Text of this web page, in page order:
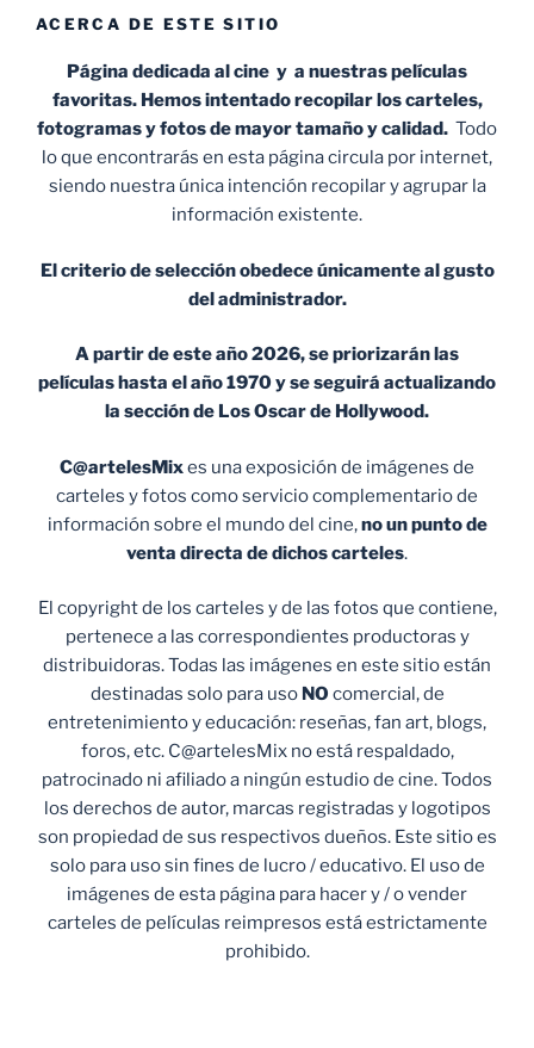
ACERCA DE ESTE SITIO
Página dedicada al cine y a nuestras películas
favoritas. Hemos intentado recopilar los carteles,
fotogramas y fotos de mayor tamaño y calidad. Todo
lo que encontrarás en esta página circula por internet,
siendo nuestra única intención recopilar y agrupar la
información existente.
El criterio de selección obedece únicamente al gusto
del administrador.
A partir de este año 2026, se priorizarán las
películas hasta el año 1970 y se seguirá actualizando
la sección de Los Oscar de Hollywood.
C@artelesMixes una exposición de imágenes de
carteles y fotos como servicio complementario de
información sobre el mundo del cine,no un punto de
venta directa de dichos carteles.
El copyright de los carteles y de las fotos que contiene,
pertenece a las correspondientes productoras y
distribuidoras. Todas las imágenes en este sitio están
destinadas solo para uso NO comercial, de
entretenimiento y educación: reseñas, fan art, blogs,
foros, etc. C@artelesMix no está respaldado,
patrocinado ni afiliado a ningún estudio de cine. Todos
los derechos de autor, marcas registradas y logotipos
son propiedad de sus respectivos dueños. Este sitio es
solo para uso sin fines de lucro / educativo. El uso de
imágenes de esta página para hacer y / o vender
carteles de películas reimpresos está estrictamente
prohibido.